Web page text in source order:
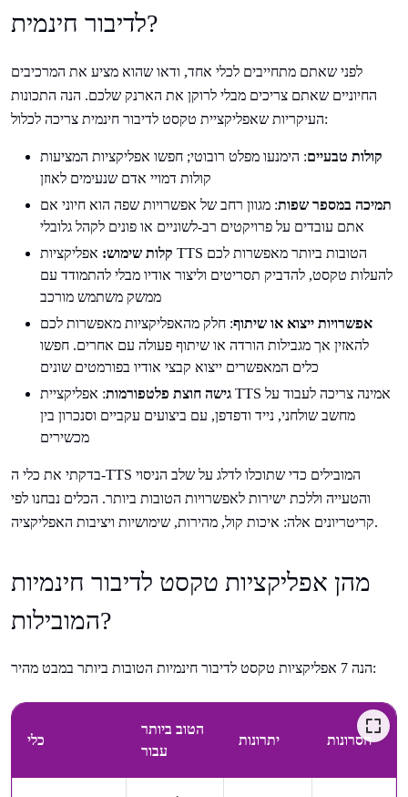
לדיבור חינמית?
לפני שאתם מתחייבים לכלי אחד, ודאו שהוא מציע את המרכיבים
החיוניים שאתם צריכים מבלי לרוקן את הארנק שלכם. הנה התכונות
העיקריות שאפליקציית טקסט לדיבור חינמית צריכה לכלול:
קולות טבעיים: הימנעו מפלט רובוטי; חפשו אפליקציות המציעות
קולות דמויי אדם שנעימים לאוזן
תמיכה במספר שפות: מגוון רחב של אפשרויות שפה הוא חיוני אם
אתם עובדים על פרויקטים רב-לשוניים או פונים לקהל גלובלי
קלות שימוש: אפליקציות TTS הטובות ביותר מאפשרות לכם
להעלות טקסט, להדביק תסריטים וליצור אודיו מבלי להתמודד עם
ממשק משתמש מורכב
אפשרויות ייצוא או שיתוף: חלק מהאפליקציות מאפשרות לכם
להאזין אך מגבילות הורדה או שיתוף פעולה עם אחרים. חפשו
כלים המאפשרים ייצוא קבצי אודיו בפורמטים שונים
גישה חוצת פלטפורמות: אפליקציית TTS אמינה צריכה לעבוד על
מחשב שולחני, נייד ודפדפן, עם ביצועים עקביים וסנכרון בין
מכשירים
בדקתי את כלי ה-TTS המובילים כדי שתוכלו לדלג על שלב הניסוי
והטעייה וללכת ישירות לאפשרויות הטובות ביותר. הכלים נבחנו לפי
קריטריונים אלה: איכות קול, מהירות, שימושיות ויציבות האפליקציה.
מהן אפליקציות טקסט לדיבור חינמיות
המובילות?
הנה 7 אפליקציות טקסט לדיבור חינמיות הטובות ביותר במבט מהיר:
כלי
הטוב ביותר
עבור
יתרונות חסרונות